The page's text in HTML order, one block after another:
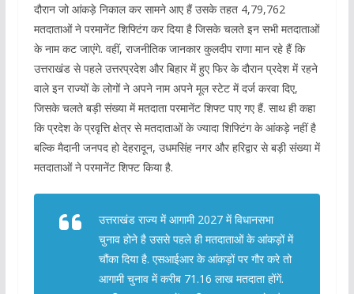
दौरान जो आंकड़े निकाल कर सामने आए हैं उसके तहत 4,79,762
मतदाताओं ने परमानेंट शिफ्टिंग कर दिया है जिसके चलते इन सभी मतदाताओं
के नाम कट जाएंगे. वहीं, राजनीतिक जानकार कुलदीप राणा मान रहे हैं कि
उत्तराखंड से पहले उत्तरप्रदेश और बिहार में हुए फिर के दौरान प्रदेश में रहने
वाले इन राज्यों के लोगों ने अपने नाम अपने मूल स्टेट में दर्ज करवा दिए,
जिसके चलते बड़ी संख्या में मतदाता परमानेंट शिफ्ट पाए गए हैं. साथ ही कहा
कि प्रदेश के प्रवृत्ति क्षेत्र से मतदाताओं के ज्यादा शिफ्टिंग के आंकड़े नहीं है
बल्कि मैदानी जनपद हो देहरादून, उधमसिंह नगर और हरिद्वार से बड़ी संख्या में
मतदाताओं ने परमानेंट शिफ्ट किया है.
उत्तराखंड राज्य में आगामी 2027 में विधानसभा
चुनाव होने है उससे पहले ही मतदाताओं के आंकड़ों में
चौंका दिया है. एसआईआर के आंकड़ों पर गौर करे तो
आगामी चुनाव में करीब 71.16 लाख मतदाता होंगें.